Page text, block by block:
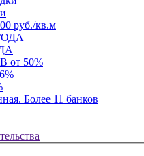
руб./кв.м
от 50%
Более 11 банков